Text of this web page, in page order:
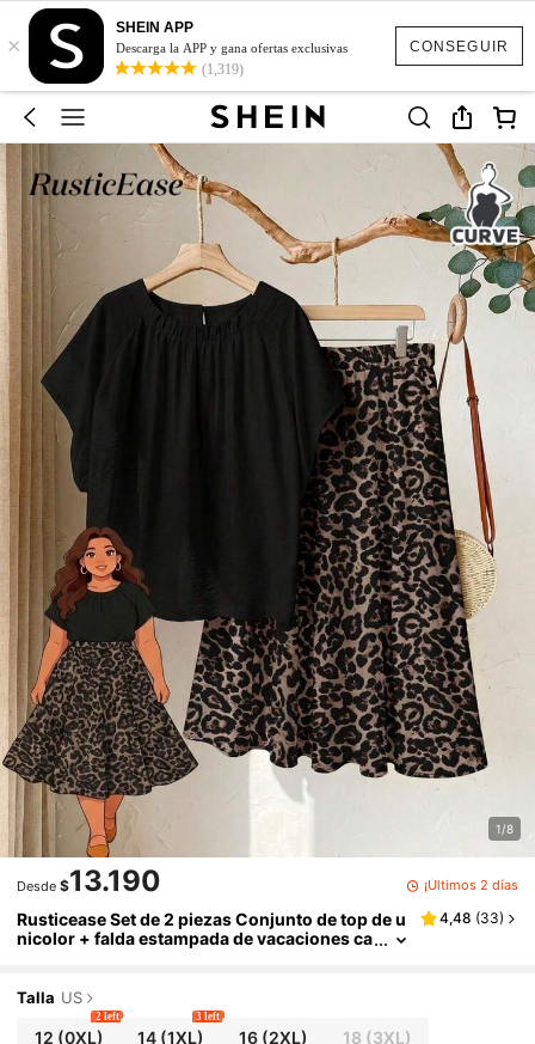
CONSEGUIR
×
SHEIN APP
Descarga la APP y gana ofertas exclusivas
(1,319)
1/8
Desde $13.190 ¡Últimos 2 días
Rusticease Set de 2 piezas Conjunto de top de u
nicolor + falda estampada de vacaciones ca
o, conjunto de falda y top de mujer, conjunto de
falda estampada de carnaval casual
4,48 (33)
Talla US
12 (0XL)
2 left
14 (1XL)
3 left
16(2XL) 18 (3XL)